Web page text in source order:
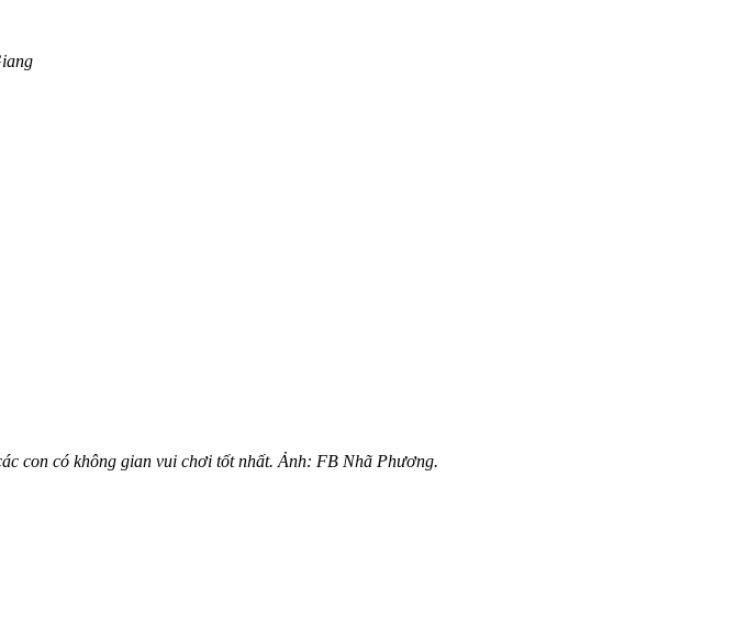
con có không gian vui chơi tốt nhất. Ảnh: FB Nhã Phương.